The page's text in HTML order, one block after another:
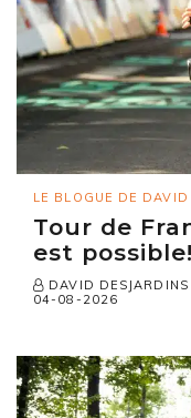
LE BLOGUE DE
Tour de
est possible!
DAVID DESJARDINS
04-08-2026